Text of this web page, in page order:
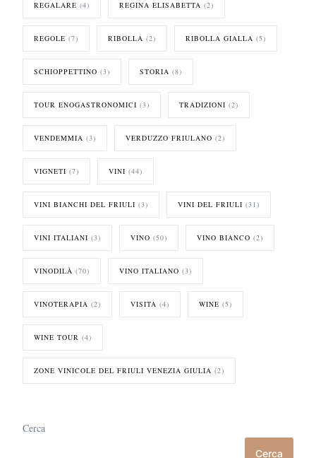
REGALARE (4) REGINA ELISABETTA (2)
REGOLE (7) RIBOLLA (2) RIBOLLA GIALLA (5)
SCHIOPPETTINO (3) STORIA (8)
TOUR ENOGASTRONOMICI (3) TRADIZIONI (2)
VENDEMMIA (3) VERDUZZO FRIULANO (2)
VIGNETI (7) VINI (44)
VINI BIANCHI DEL FRIULI (3) VINI DEL FRIULI (31)
VINI ITALIANI (3) VINO (50) VINO BIANCO (2)
VINODILÀ (70) VINO ITALIANO (3)
VINOTERAPIA (2) VISITA (4) WINE (5)
WINE TOUR (4)
ZONE VINICOLE DEL FRIULI VENEZIA GIULIA (2)
Cerca
Cerca